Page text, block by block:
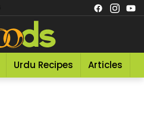
Urdu Recipes Articles